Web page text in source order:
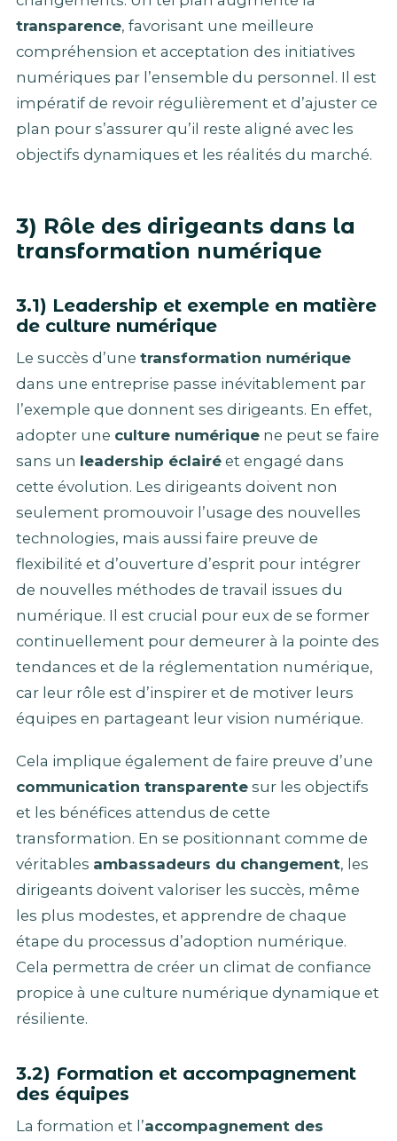
transparence, favorisant une meilleure
compréhension et acceptation des initiatives
numériques par l’ensemble du personnel. Il est
impératif de revoir régulièrement et d’ajuster ce
plan pour s’assurer qu’il reste aligné avec les
objectifs dynamiques et les réalités du marché.
3) Rôle des dirigeants dans la
transformation numérique
3.1) Leadership et exemple en matière
de culture numérique
Le succès d’une transformation numérique
dans une entreprise passe inévitablement par
l’exemple que donnent ses dirigeants. En effet,
adopter une culture numérique ne peut se faire
sans un leadership éclairé et engagé dans
cette évolution. Les dirigeants doivent non
seulement promouvoir l’usage des nouvelles
technologies, mais aussi faire preuve de
flexibilité et d’ouverture d’esprit pour intégrer
de nouvelles méthodes de travail issues du
numérique. Il est crucial pour eux de se former
continuellement pour demeurer à la pointe des
tendances et de la réglementation numérique,
car leur rôle est d’inspirer et de motiver leurs
équipes en partageant leur vision numérique.
Cela implique également de faire preuve d’une
communication transparente sur les objectifs
et les bénéfices attendus de cette
transformation. En se positionnant comme de
véritables ambassadeurs du changement, les
dirigeants doivent valoriser les succès, même
les plus modestes, et apprendre de chaque
étape du processus d’adoption numérique.
Cela permettra de créer un climat de confiance
propice à une culture numérique dynamique et
résiliente.
3.2) Formation et accompagnement
des équipes
La formation et l’accompagnement des